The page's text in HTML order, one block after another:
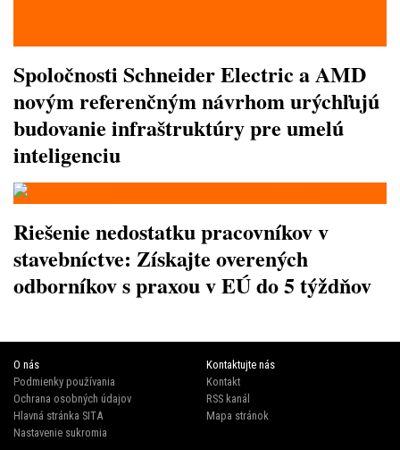
Spoločnosti Schneider Electric a AMD
novým referenčným návrhom urýchľujú
budovanie infraštruktúry pre umelú
inteligenciu
Riešenie nedostatku pracovníkov v
stavebníctve: Získajte overených
odborníkov s praxou v EÚ do 5 týždňov
O nás
Podmienky používania
Ochrana osobných údajov
Hlavná stránka SITA
Nastavenie sukromia
Kontaktujte nás
Kontakt
RSS kanál
Mapa stránok